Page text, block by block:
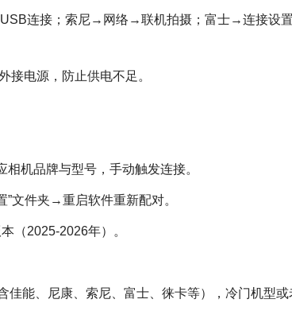
连接；索尼→网络→联机拍摄；富士→连接设
接电源，防止供电不足。
机品牌与型号，手动触发连接。
文件夹→重启软件重新配对。
（2025-2026年）。
能、尼康、索尼、富士、徕卡等），冷门机型或